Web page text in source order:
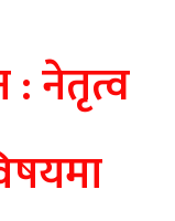
: नेतृत्व